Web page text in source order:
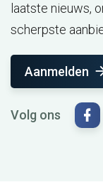
laatste nieuws,
scherpste
Aanmelden
Volg ons